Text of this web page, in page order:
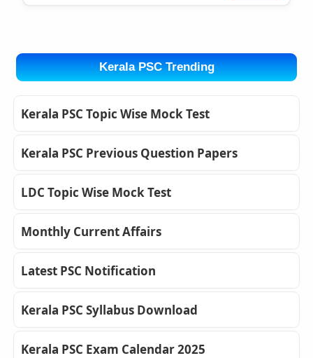
Kerala PSC Trending
Kerala PSC Topic Wise Mock Test
Kerala PSC Previous Question Papers
LDC Topic Wise Mock Test
Monthly Current Affairs
Latest PSC Notification
Kerala PSC Syllabus Download
Kerala PSC Exam Calendar 2025